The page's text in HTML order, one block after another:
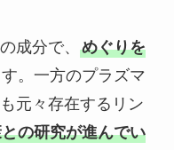
成分で、 めぐりを
。一方のプラズマ
元々存在するリン
の研究が進んでい